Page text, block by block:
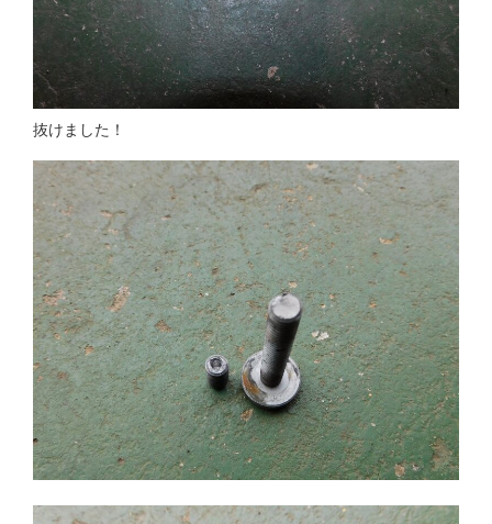
抜けました！